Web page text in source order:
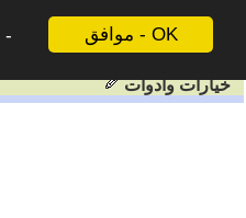
موافق - OK
خيارات وادوات